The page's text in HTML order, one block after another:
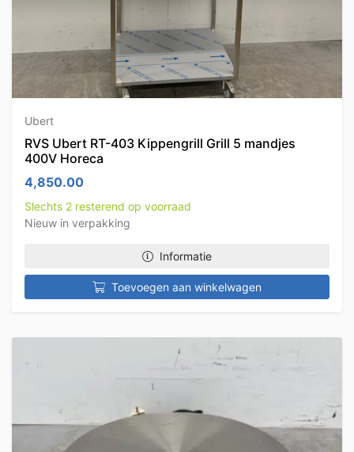
Ubert
RVS Ubert RT-403 Kippengrill Grill 5 mandjes
400V Horeca
4,850.00
Slechts 2 resterend op voorraad
Nieuw in verpakking
Informatie
Toevoegen aan winkelwagen